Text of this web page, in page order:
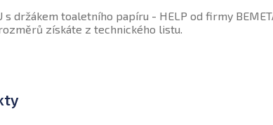
s držákem toaletního papíru - HELP od firmy
získáte z technického listu.